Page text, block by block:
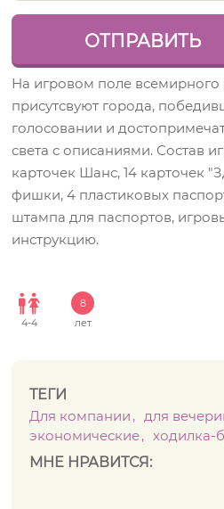
На игровом поле
присутсвуют города,
голосовании и
света с описаниями. Состав
карточек Шанс, 14 карточек
фишки, 4 пластиковых
штампа для паспортов,
инструкцию.
4-4
8
лет
ТЕГИ
Для компании
для
экономические
ходилка-
МНЕ НРАВИТСЯ: